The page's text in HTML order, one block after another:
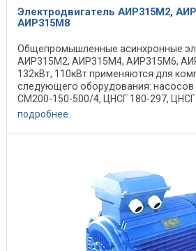
Электродвигатель АИР315M2,
АИР315M8
Общепромышленные асинхронные
АИР315M2, АИР315M4, АИР315M6,
132кВт, 110кВт применяются для
следующего оборудования:
СМ200-150-500/4, ЦНСГ 180-297, ЦНСГ
подробнее